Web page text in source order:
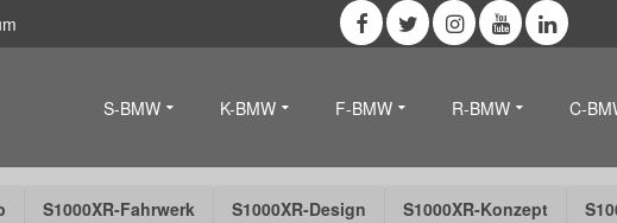
S-BMW K-BMW F-BMW R-BMW C-
S1000XR-Fahrwerk S1000XR-Design S1000XR-Konzept